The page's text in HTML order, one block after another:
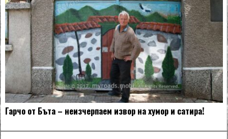
Гарчо от Бъта – неизчерпаем извор на хумор и сатира!